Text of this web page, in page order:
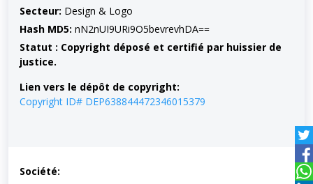
Secteur: Design & Logo
Hash MD5: nN2nUI9URi9O5bevrevhDA==
Statut : Copyright déposé et certifié par huissier de
justice.
Lien vers le dépôt de copyright:
Copyright ID# DEP638844472346015379
Société: